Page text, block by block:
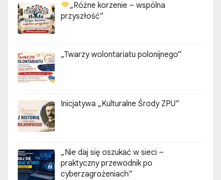
„Różne korzenie – wspólna
przyszłość”
„Twarzy wolontariatu polonijnego”
Inicjatywa „Kulturalne Środy ZPU”
„Nie daj się oszukać w sieci –
praktyczny przewodnik po
cyberzagrożeniach”